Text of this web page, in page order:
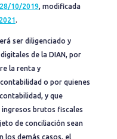
10/2019, modificada
.
ser diligenciado y
de la DIAN, por
la renta y
o por quienes
y que
brutos fiscales
de conciliación sean
los demás casos, el